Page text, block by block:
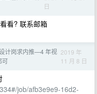
日
看? 联系邮箱
计岗求内推—4 年视
可
2019 年
11 月 8 日
job/afb3e9e9-16d2-